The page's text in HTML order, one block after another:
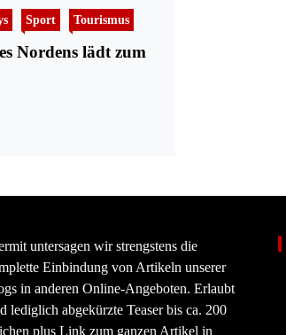
Sport Tourismus
Nordens lädt zum
untersagen wir strengstens die
Einbindung von Artikeln unserer
in anderen Online-Angeboten. Erlaubt
lediglich abgekürzte Teaser bis ca. 200
plus Link zum ganzen Artikel in